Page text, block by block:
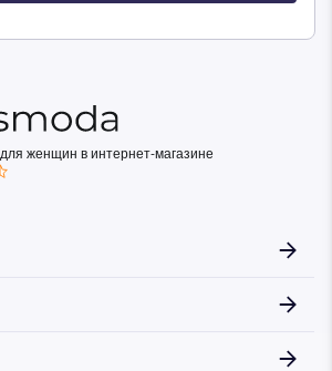
для женщин в интернет-магазине